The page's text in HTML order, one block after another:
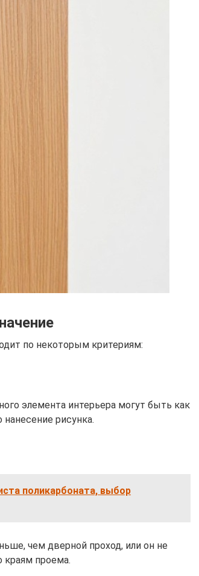
по некоторым критериям:
элемента интерьера могут быть как
рисунка.
поликарбоната, выбор
чем дверной проход, или он не
проема.